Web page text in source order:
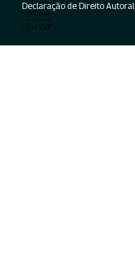
Declaração de Direito Autoral